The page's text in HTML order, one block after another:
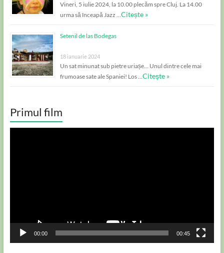
Vineri, 5 iulie 2024, la 10.00 plecăm spre Cluj. La 14.00
urma să înceapă Jazz …Citește »
Setenil de las Bodegas
18 ianuarie 2024
Un sat minunat sub pietre uriașe… Unul dintre cele mai
frumoase sate ale Spaniei! Los …Citește »
Primul film
00:00 00:45